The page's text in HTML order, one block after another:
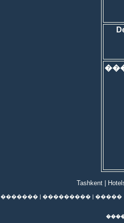
Tashkent
�������| ���������| �����